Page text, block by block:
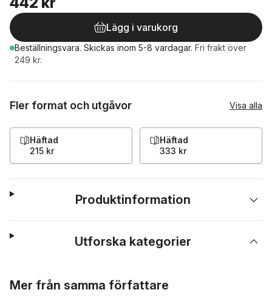
Lägg i varukorg
Beställningsvara. Skickas inom 5-8 vardagar. Fri frakt över
249 kr.
Fler format och utgåvor Visa alla
Häftad
215 kr
Häftad
333 kr
Produktinformation
Utforska kategorier
Mer från samma författare